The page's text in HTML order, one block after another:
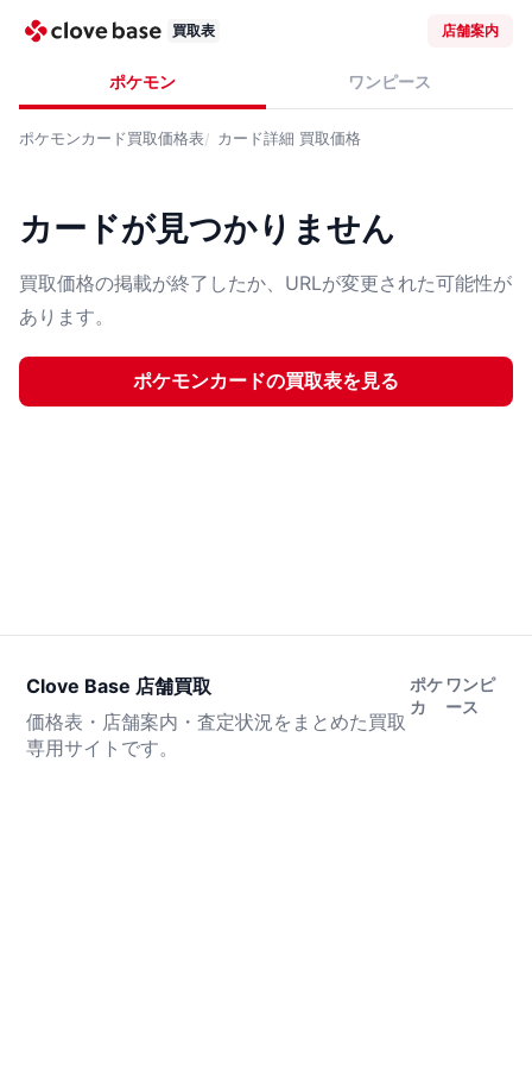
買取表 店舗案内
ポケモン ワンピース
ポケモンカード買取価格表 カード詳細 買取価格
カードが見つかりません
買取価格の掲載が終了したか、URLが変更された可能性が
あります。
ポケモンカードの買取表を見る
Clove Base 店舗買取
価格表・店舗案内・査定状況をまとめた買取
専用サイトです。
ポケ
カ
ワンピ
ース